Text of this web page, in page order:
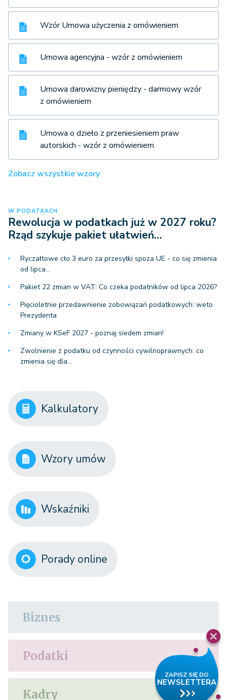
Wzór Umowa użyczenia z omówieniem
Umowa agencyjna - wzór z omówieniem
Umowa darowizny pieniędzy - darmowy wzór
z omówieniem
Umowa o dzieło z przeniesieniem praw
autorskich - wzór z omówieniem
Zobacz wszystkie wzory
W PODATKACH
Rewolucja w podatkach już w 2027 roku?
Rząd szykuje pakiet ułatwień…
Ryczałtowe cło 3 euro za przesyłki spoza UE - co się zmienia
od lipca…
Pakiet 22 zmian w VAT: Co czeka podatników od lipca 2026?
Pięcioletnie przedawnienie zobowiązań podatkowych: weto
Prezydenta
Zmiany w KSeF 2027 - poznaj siedem zmian!
Zwolnienie z podatku od czynności cywilnoprawnych: co
zmienia się dla…
Kalkulatory
Wzory umów
Wskaźniki
Porady online
Biznes
Podatki
Kadry